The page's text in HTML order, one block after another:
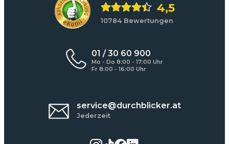
4,5
10784 Bewertungen
01 / 30 60 900
Mo - Do 8:00 - 17:00 Uhr
Fr 8:00 - 16:00 Uhr
service@durchblicker.at
Jederzeit